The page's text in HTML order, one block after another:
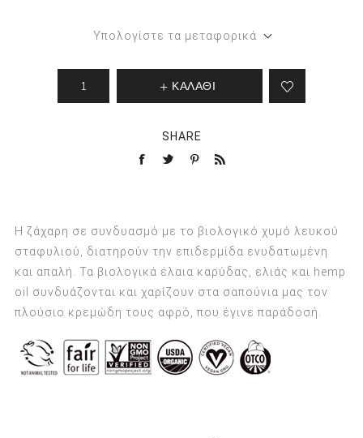
Υπολογίστε τα μεταφορικά
ΚΑΛΑΘΙ
SHARE
Η ζάχαρη σε συνδυασμό με το βιολογικό χυμό λευκού
σταφυλιού, διατηρούν την επιδερμίδα ενυδατωμένη
και απαλή. Τα βιολογικά έλαια καρύδας, ελιάς και hemp
oil συνδυάζονται και χαρίζουν στα σαπούνια μας τον
πλούσιο κρεμώδη τους αφρό, που έγινε παράδοσή.